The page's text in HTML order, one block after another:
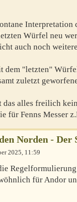
Interpretation
Würfel neu
auch noch
dem "letzten"
zuletzt
alles freilich
für Fenns Messer
Norden - Der
2025, 11:59
für Andor